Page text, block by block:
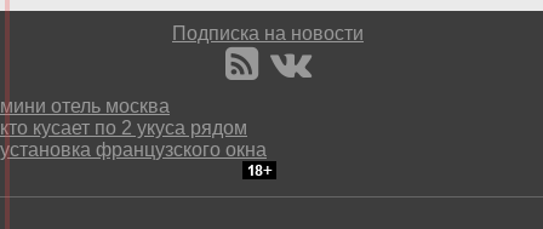
Подписка на новости
мини отель москва
кто кусает по 2 укуса рядом
установка французского окна